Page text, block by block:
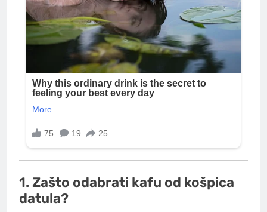
1. Zašto odabrati kafu od košpica
datula?